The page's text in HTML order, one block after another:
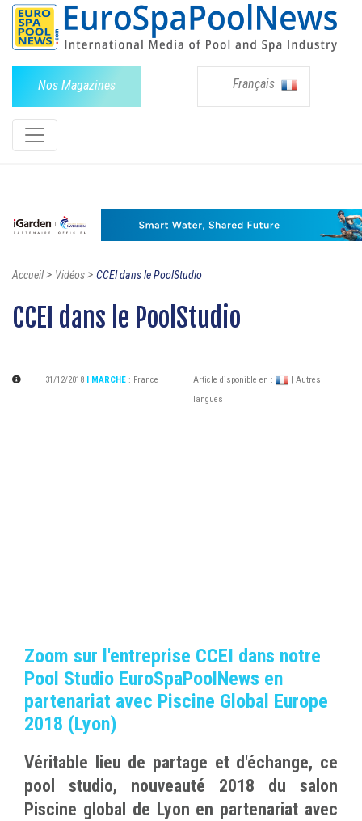
Nos Magazines Français
Accueil> Vidéos> CCEI dans le PoolStudio
CCEI dans le PoolStudio
31/12/2018 | MARCHÉ : France Article disponible en :
| Autres
langues
Zoom sur l'entreprise CCEI dans notre
Pool Studio EuroSpaPoolNews en
partenariat avec Piscine Global Europe
2018 (Lyon)
Véritable lieu de partage et d'échange, ce
pool studio, nouveauté 2018 du salon
Piscine global de Lyon en partenariat avec